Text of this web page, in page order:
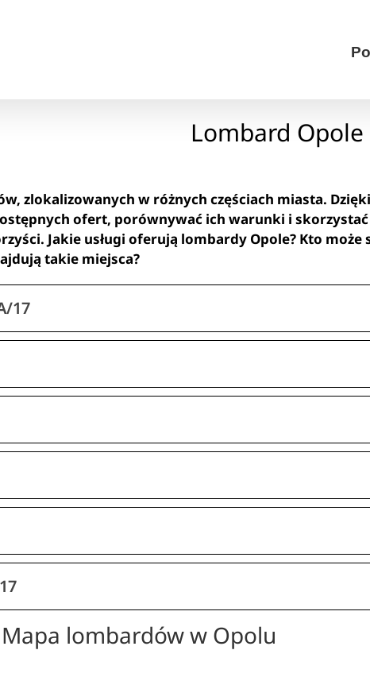
Lombard Opole
zlokalizowanych w różnych częściach miasta.
ofert, porównywać ich warunki i
Jakie usługi oferują lombardy Opole? Kto może
takie miejsca?
17
Mapa lombardów w Opolu